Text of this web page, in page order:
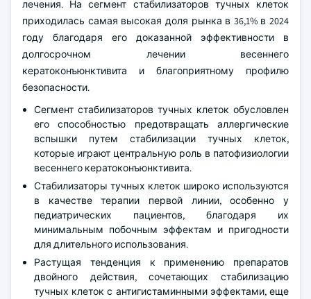
лечения. На сегмент стабилизаторов тучных клеток
приходилась самая высокая доля рынка в 36,1% в 2024
году благодаря его доказанной эффективности в
долгосрочном лечении весеннего
кератоконъюнктивита и благоприятному профилю
безопасности.
Сегмент стабилизаторов тучных клеток обусловлен
его способностью предотвращать аллергические
вспышки путем стабилизации тучных клеток,
которые играют центральную роль в патофизиологии
весеннего кератоконъюнктивита.
Стабилизаторы тучных клеток широко используются
в качестве терапии первой линии, особенно у
педиатрических пациентов, благодаря их
минимальным побочным эффектам и пригодности
для длительного использования.
Растущая тенденция к применению препаратов
двойного действия, сочетающих стабилизацию
тучных клеток с антигистаминными эффектами, еще